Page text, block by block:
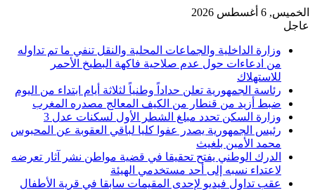
الخميس, 6 أغسطس 2026
عاجل
وزارة الداخلية والجماعات المحلية والنقل تنفي ما تم تداوله
من ادعاءات حول عدم صلاحية فاكهة البطيخ الأحمر
للاستهلاك
رئاسة الجمهورية تعلن حداداً وطنياً لثلاثة أيام ابتداء من اليوم
ضبط أزيد من قنطار من الكيف المعالج مصدره المغرب
وزارة السكن تحدد مبلغ الشطر الأول لسكنات عدل 3
رئيس الجمهورية يصدر عفوا كليا لباقي العقوبة عن المحبوس
محمد الأمين بلغيث
الدرك الوطني يفتح تحقيقا في قضية مواطن نشر آثار تعرضه
لاعتداء نسبه إلى أحد مستخدمي الهيئة
عقب تداول فيديو لإحدى المقيمات سابقا في قرية الأطفال